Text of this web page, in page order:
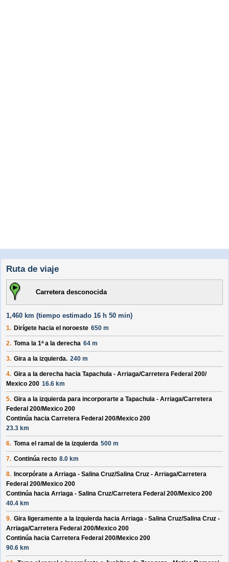
Ruta de viaje
Carretera desconocida
1,460 km (tiempo estimado 16 h 50 min)
1. Dirígete hacia el noroeste 650 m
2. Toma la 1ª a la derecha 64 m
3. Gira a la izquierda. 240 m
4. Gira a la derecha hacia Tapachula - Arriaga/Carretera Federal 200/
Mexico 200 16.6 km
5. Gira a la izquierda para incorporarte a Tapachula - Arriaga/Carretera
Federal 200/Mexico 200
Continúa hacia Carretera Federal 200/Mexico 200
23.3 km
6. Toma el ramal de la izquierda 500 m
7. Continúa recto 8.0 km
8. Incorpórate a Arriaga - Salina Cruz/Salina Cruz - Arriaga/Carretera
Federal 200/Mexico 200
Continúa hacia Arriaga - Salina Cruz/Carretera Federal 200/Mexico 200
40.4 km
9. Gira ligeramente a la izquierda hacia Arriaga - Salina Cruz/Salina Cruz -
Arriaga/Carretera Federal 200/Mexico 200
Continúa hacia Carretera Federal 200/Mexico 200
90.6 km